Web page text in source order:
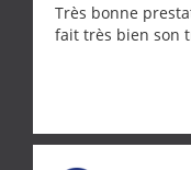
Très bonne
fait très bien son